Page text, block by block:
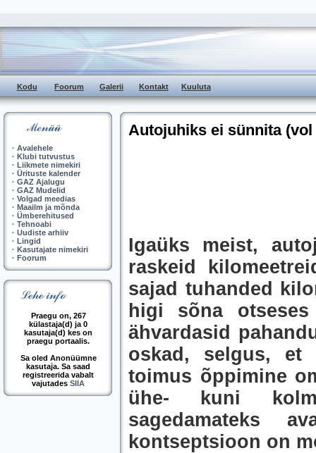
Kodu Foorum Galerii Kontakt Kuuluta
· Avalehele
· Klubi tutvustus
· Liikmete nimekiri
· Ürituste kalender
· GAZ Ajalugu
· GAZ Mudelid
· Volgad meedias
· Maailm ja mõnda
· Ümberehitused
· Tehnoabi
· Uudiste arhiiv
· Lingid
· Kasutajate nimekiri
· Foorum
Praegu on, 267
külastaja(d) ja 0
kasutaja(d) kes on
praegu portaalis.
Sa oled Anonüümne
kasutaja. Sa saad
registreerida vabalt
vajutades SIIA
Autojuhiks ei sünnita (vol
Igaüks meist,
raskeid
sajad tuhanded
higi sõna
ähvardasid
oskad, selgus, et
toimus õppimine
ühe- kuni
sagedamateks
kontseptsioon on